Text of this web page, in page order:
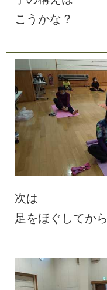
こ う かな ？
次は
足 をほ ぐ してから